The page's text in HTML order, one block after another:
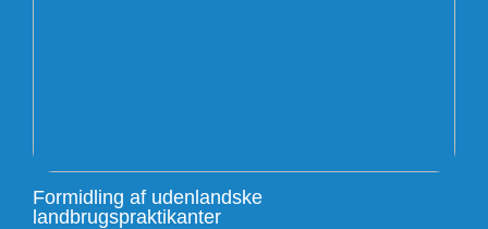
Formidling af udenlandske
landbrugspraktikanter